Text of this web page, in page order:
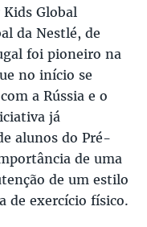
Global
da Nestlé, de
foi pioneiro na
no início se
a Rússia e o
já
alunos do Pré-
de uma
de um estilo
de exercício físico.